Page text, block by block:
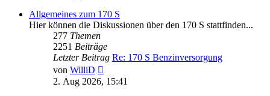
Allgemeines zum 170 S
Hier können die Diskussionen über den 170 S stattfinden...
277 Themen
2251 Beiträge
Letzter Beitrag Re: 170 S Benzinversorgung
von WilliD
Beitrag
2. Aug 2026, 15:41